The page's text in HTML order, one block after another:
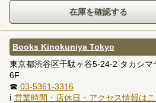
Books Kinokuniya Tokyo
東京都渋谷区千駄ヶ谷5-24-2 タカシ
6F
☎ 03-5361-3316
ℹ 営業時間・店休日・アクセス情報は